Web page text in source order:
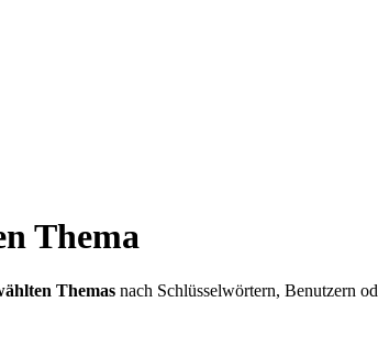
Thema
Themas nach Schlüsselwörtern, Benutzern